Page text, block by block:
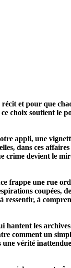
et pour que
choix soutient le
appli, une
dans ces
devient le
frappe une rue
coupées,
ressentir, à
les
comment un
vérité